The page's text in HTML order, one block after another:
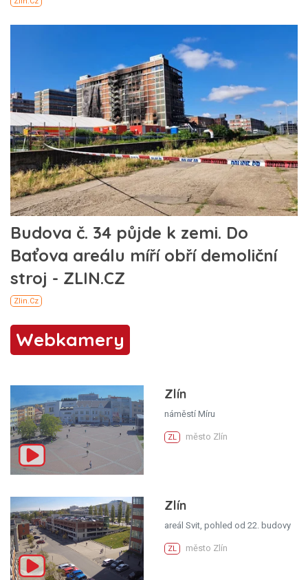
Webkamery
Zlín
náměstí Míru
ZL město Zlín
Zlín
areál Svit, pohled od 22. budovy
ZL město Zlín